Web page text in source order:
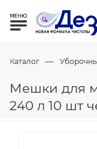
Каталог —
Мешки для
240 л 10 шт